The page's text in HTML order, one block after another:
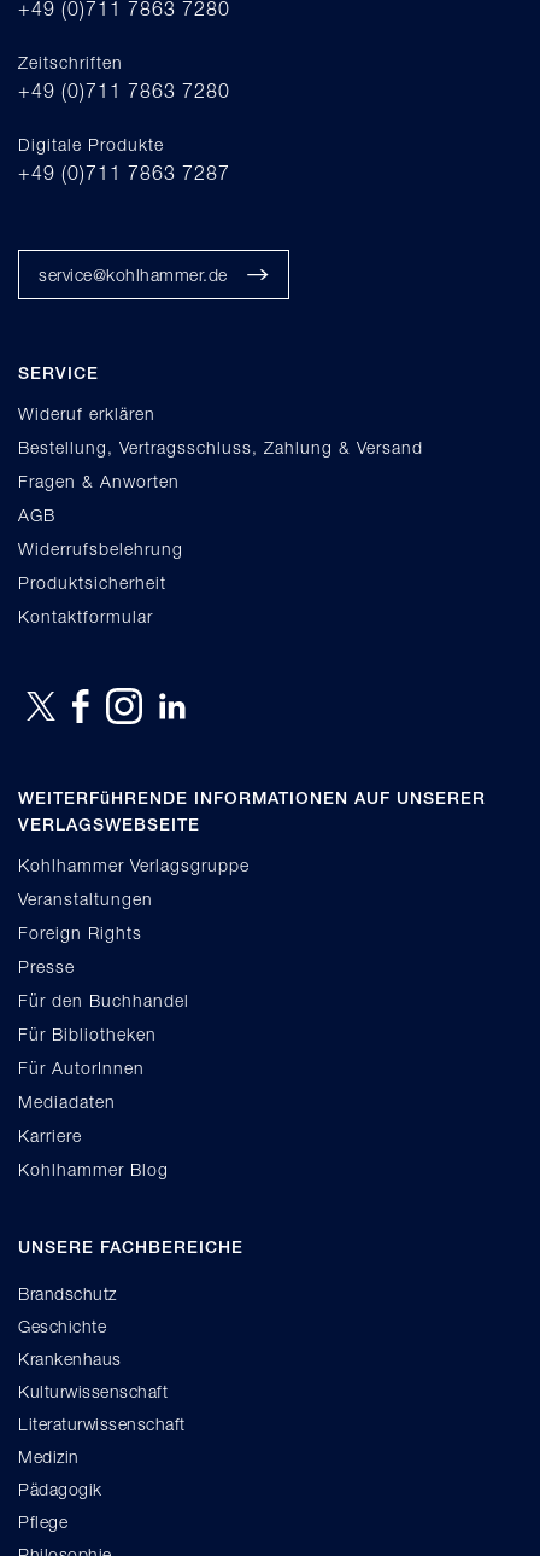
+49 (0)711 7863 7280
Zeitschriften
+49 (0)711 7863 7280
Digitale Produkte
+49 (0)711 7863 7287
service@kohlhammer.de
SERVICE
Wideruf erklären
Bestellung, Vertragsschluss, Zahlung & Versand
Fragen & Anworten
AGB
Widerrufsbelehrung
Produktsicherheit
Kontaktformular
WEITERFüHRENDE INFORMATIONEN AUF UNSERER
VERLAGSWEBSEITE
Kohlhammer Verlagsgruppe
Veranstaltungen
Foreign Rights
Presse
Für den Buchhandel
Für Bibliotheken
Für AutorInnen
Mediadaten
Karriere
Kohlhammer Blog
UNSERE FACHBEREICHE
Brandschutz
Geschichte
Krankenhaus
Kulturwissenschaft
Literaturwissenschaft
Medizin
Pädagogik
Pflege